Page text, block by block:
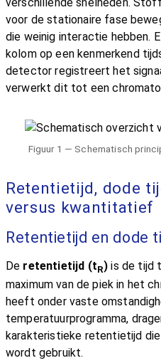
voor de stationaire fase
die weinig interactie hebben.
kolom op een kenmerkend
detector registreert het
verwerkt dit tot een
Figuur 1 — Schematisch
Retentietijd, dode
versus kwantitatief
Retentietijd en dode
De retentietijd (tR) is de tijd
maximum van de piek in het
heeft onder vaste
temperatuurprogramma,
karakteristieke retentietijd
wordt gebruikt.